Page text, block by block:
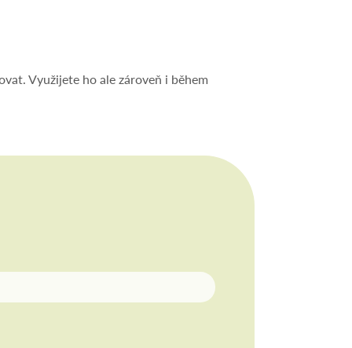
Využijete ho ale zároveň i během